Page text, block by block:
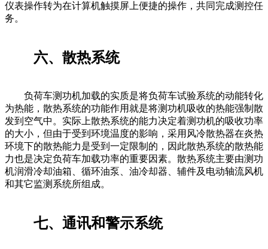
仪表操作转为在计算机触摸屏上便捷的操作，共同完成测控任
务。
六、散热系统
负荷车测功机加载的实质是将负荷车试验系统的动能转化
为热能，散热系统的功能作用就是将测功机吸收的热能强制散
发到空气中。实际上散热系统的能力决定着测功机的吸收功率
的大小，但由于受到环境温度的影响，采用风冷散热器在炎热
环境下的散热能力是受到一定限制的，因此散热系统的散热能
力也是决定负荷车加载功率的重要因素。散热系统主要由测功
机润滑冷却油箱、循环油泵、油冷却器、辅件及电动轴流风机
和其它监测系统所组成。
七、通讯和警示系统